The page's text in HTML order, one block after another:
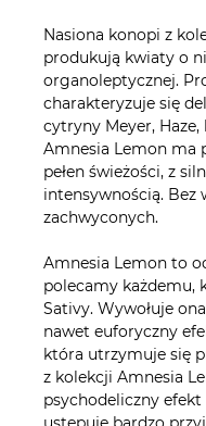
Nasiona konopi z
produkują kwiaty o
organoleptycznej.
charakteryzuje się
cytryny Meyer, Haze,
Amnesia Lemon ma
pełen świeżości, z
intensywnością. Bez
zachwyconych.
Amnesia Lemon to
polecamy każdemu,
Sativy. Wywołuje
nawet euforyczny
która utrzymuje się
z kolekcji Amnesia
psychodeliczny